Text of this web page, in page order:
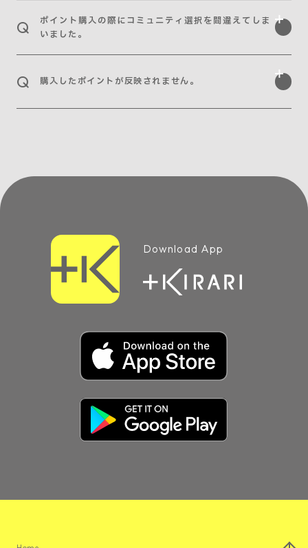
ポイント購入の際にコミュニティ選択を間違えてしま
いました。
購入したポイントが反映されません。
こちら
Download App